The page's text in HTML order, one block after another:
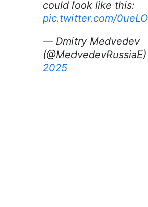
could look like this:
pic.twitter.com/
— Dmitry Medvedev
(@MedvedevRussiaE)
2025